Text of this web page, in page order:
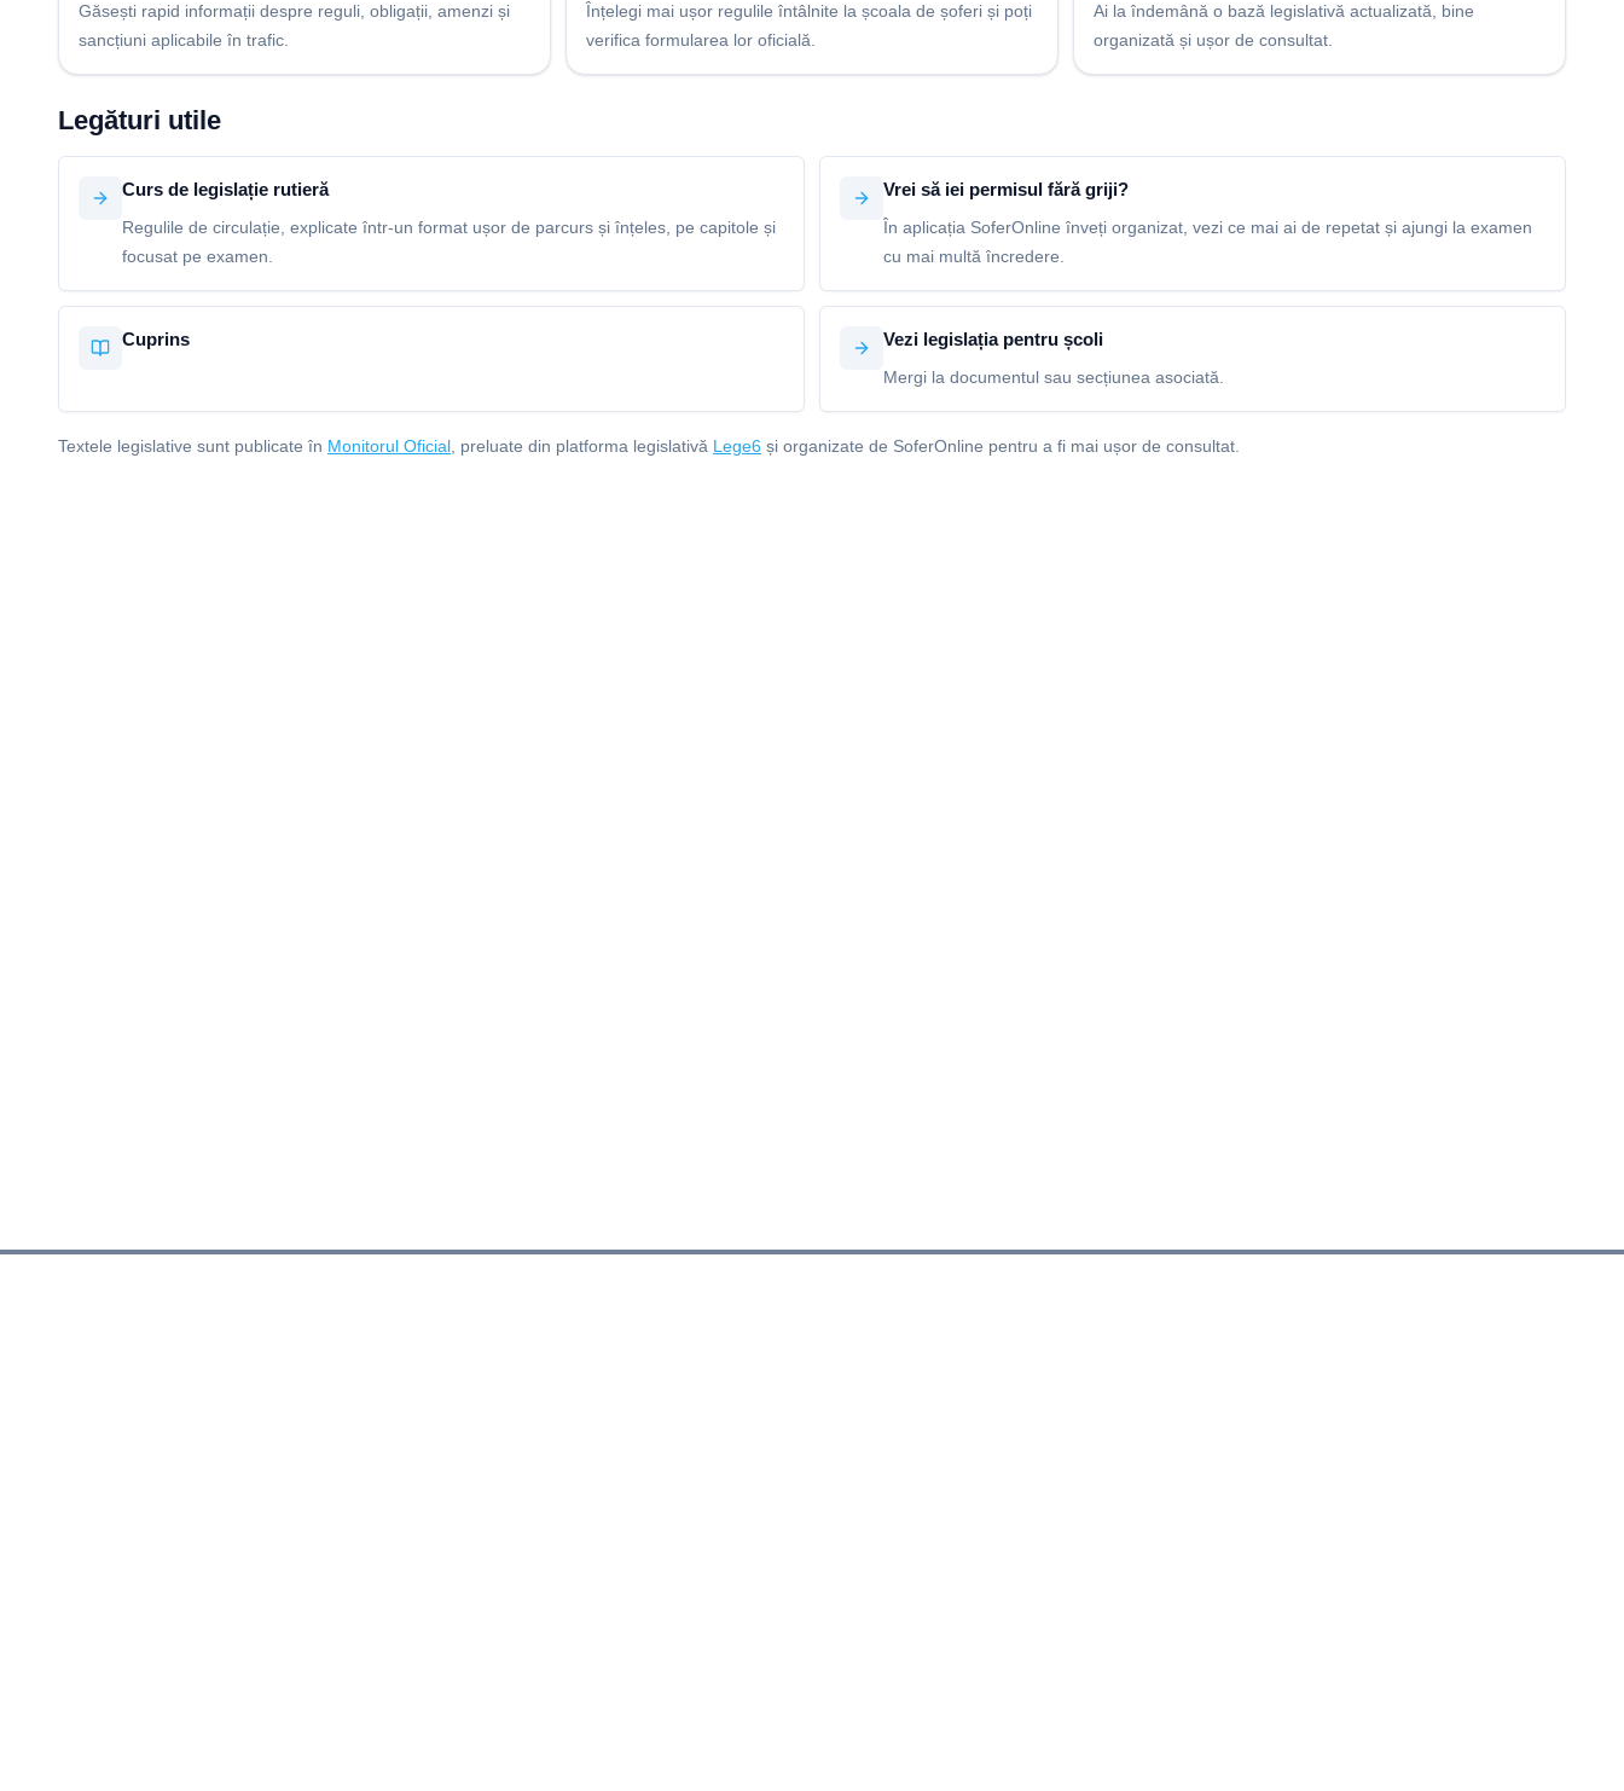
Găsești rapid informații despre reguli, obligații, amenzi și
sancțiuni aplicabile în trafic.
Înțelegi mai ușor regulile întâlnite la școala de șoferi și poți
verifica formularea lor oficială.
Ai la îndemână o bază legislativă actualizată, bine
organizată și ușor de consultat.
Legături utile
Curs de legislație rutieră
Regulile de circulație, explicate într-un format ușor de parcurs și înțeles, pe capitole și
focusat pe examen.
Vrei să iei permisul fără griji?
În aplicația SoferOnline înveți organizat, vezi ce mai ai de repetat și ajungi la examen
cu mai multă încredere.
Cuprins Vezi legislația pentru școli
Mergi la documentul sau secțiunea asociată.
Textele legislative sunt publicate în Monitorul Oficial , preluate din platforma legislativă Lege6 și organizate de SoferOnline pentru a fi mai ușor de consultat.